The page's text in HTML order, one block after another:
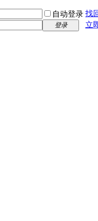
自动登录 找
登录 立